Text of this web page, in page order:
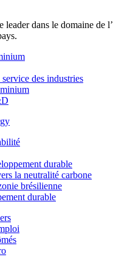
leader dans le domaine de
des industries
durable
la neutralité carbone
brésilienne
durable